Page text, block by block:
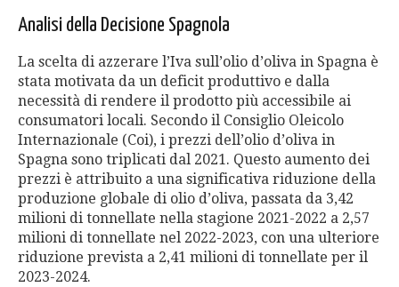
Analisi della Decisione Spagnola
La scelta di azzerare l’Iva sull’olio d’oliva in Spagna è
stata motivata da un deficit produttivo e dalla
necessità di rendere il prodotto più accessibile ai
consumatori locali. Secondo il Consiglio Oleicolo
Internazionale (Coi), i prezzi dell’olio d’oliva in
Spagna sono triplicati dal 2021. Questo aumento dei
prezzi è attribuito a una significativa riduzione della
produzione globale di olio d’oliva, passata da 3,42
milioni di tonnellate nella stagione 2021-2022 a 2,57
milioni di tonnellate nel 2022-2023, con una ulteriore
riduzione prevista a 2,41 milioni di tonnellate per il
2023-2024.